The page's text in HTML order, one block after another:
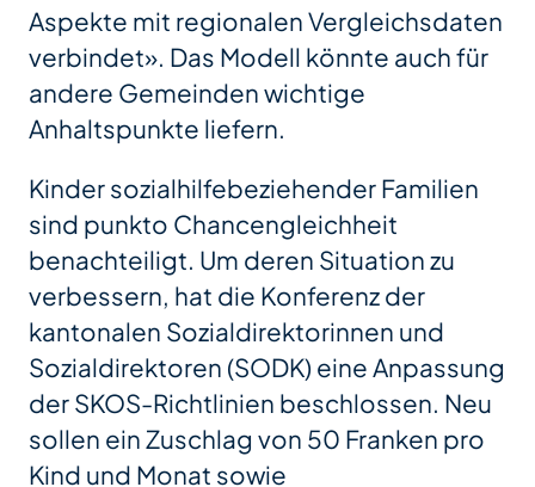
Aspekte mit regionalen Vergleichsdaten
verbindet». Das Modell könnte auch für
andere Gemeinden wichtige
Anhaltspunkte liefern.
Kinder sozialhilfebeziehender Familien
sind punkto Chancengleichheit
benachteiligt. Um deren Situation zu
verbessern, hat die Konferenz der
kantonalen Sozialdirektorinnen und
Sozialdirektoren (SODK) eine Anpassung
der SKOS-Richtlinien beschlossen. Neu
sollen ein Zuschlag von 50 Franken pro
Kind und Monat sowie